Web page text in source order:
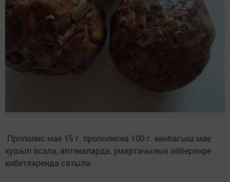
Прополис мае 15 г. прополиска 100 г. көнбагыш мае
кушып ясала, аптекаларда, умартачылык әйберләре
кибетләрендә сатыла.